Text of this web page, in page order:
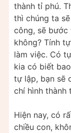
thành tỉ phú.
thì chúng ta
công, sẽ
không? Tính
làm việc. Có
kia có biết
tự lập, bạn sẽ
chí hình thành
Hiện nay, có
chiều con,